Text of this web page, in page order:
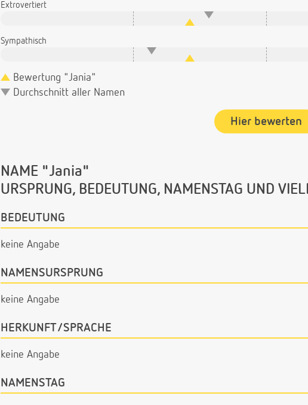
Extrovertiert
Sympathisch
Bewertung "Jania"
Durchschnitt aller Namen
Hier bewerten
NAME "Jania"
URSPRUNG, BEDEUTUNG, NAMENSTAG UND
BEDEUTUNG
keine Angabe
NAMENSURSPRUNG
keine Angabe
HERKUNFT/SPRACHE
keine Angabe
NAMENSTAG